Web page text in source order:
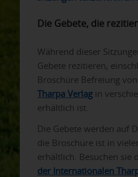
Die Gebete, die
Während dieser
Gebete rezitieren,
Broschüre Befreiung
Tharpa Verlag in
erhältlich ist.
Die Gebete werden auf
die Broschüre ist in
erhältlich. Besuchen sie
der Internationalen